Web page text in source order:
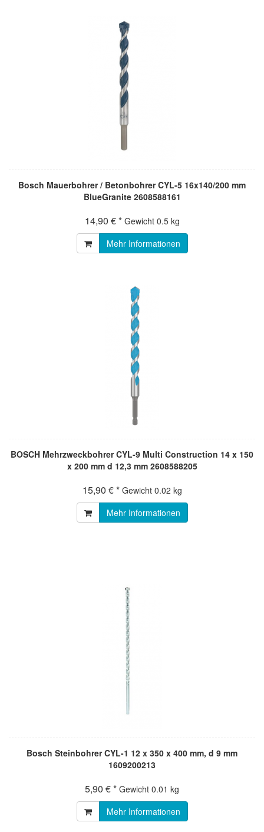
Bosch Mauerbohrer / Betonbohrer CYL-5 16x140/200 mm
BlueGranite 2608588161
14,90 € * Gewicht 0.5 kg
Mehr Informationen
BOSCH Mehrzweckbohrer CYL-9 Multi Construction 14 x 150
x 200 mm d 12,3 mm 2608588205
15,90 € * Gewicht 0.02 kg
Mehr Informationen
Bosch Steinbohrer CYL-1 12 x 350 x 400 mm, d 9 mm
1609200213
5,90 € * Gewicht 0.01 kg
Mehr Informationen